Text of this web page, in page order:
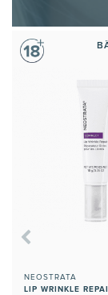
NEOSTRATA
LIP WRINKLE